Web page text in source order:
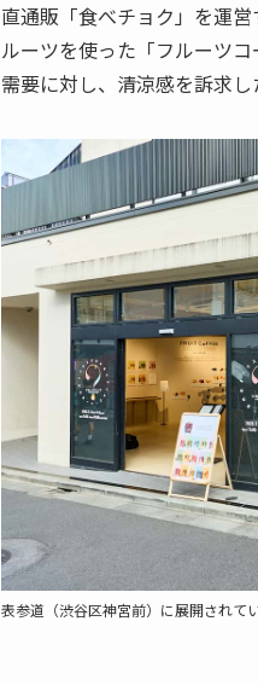
直通販「食べチョク」を運
ルーツを使った「フルーツ
需要に対し、清涼感を訴求し
表参道（渋谷区神宮前）に展開されて